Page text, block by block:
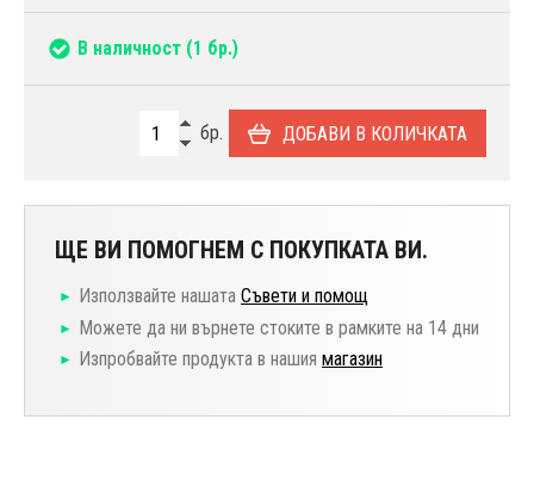
В наличност (1 бр.)
бр. ДОБАВИ В КОЛИЧКАТА
ЩЕ ВИ ПОМОГНЕМ С ПОКУПКАТА ВИ.
Използвайте нашата Съвети и помощ
Можете да ни върнете стоките в рамките на 14 дни
Изпробвайте продукта в нашия магазин